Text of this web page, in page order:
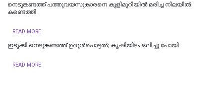
നെടുങ്കണ്ടത്ത് പത്തുവയസുകാരനെ കുളിമുറിയില്‍ മരിച്ച നിലയില്‍
കണ്ടെത്തി
READ MORE
ഇടുക്കി നെടുങ്കണ്ടത്ത് ഉരുള്‍പൊട്ടല്‍; കൃഷിയിടം ഒലിച്ചു പോയി
READ MORE